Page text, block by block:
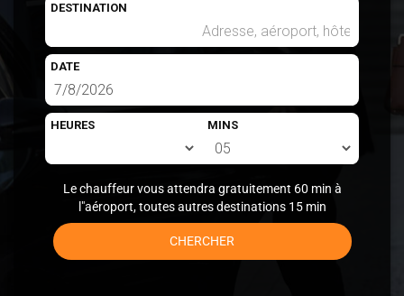
DESTINATION
DATE
HEURES MINS
Le chauffeur vous attendra gratuitement 60 min à
l"aéroport, toutes autres destinations 15 min
CHERCHER